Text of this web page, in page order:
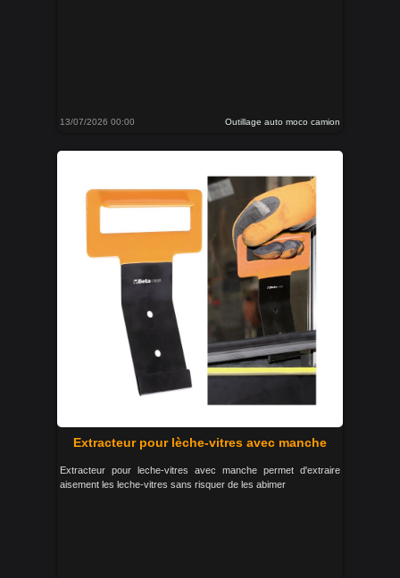
13/07/2026 00:00 Outillage auto moco camion
Extracteur pour lèche-vitres avec manche
Extracteur pour leche-vitres avec manche permet d'extraire
aisement les leche-vitres sans risquer de les abimer